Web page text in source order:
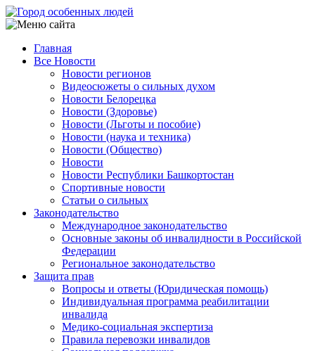
Перейти
к
содержанию
Main
navigation
Главная
Все Новости
Новости регионов
Видеосюжеты о сильных духом
Новости Белорецка
Новости (Здоровье)
Новости (Льготы и пособие)
Новости (наука и техника)
Новости (Общество)
Новости
Новости Республики Башкортостан
Спортивные новости
Статьи о сильных
Законодательство
Международное законодательство
Основные законы об инвалидности в Российской
Федерации
Региональное законодательство
Защита прав
Вопросы и ответы (Юридическая помощь)
Индивидуальная программа реабилитации
инвалида
Медико-социальная экспертиза
Правила перевозки инвалидов